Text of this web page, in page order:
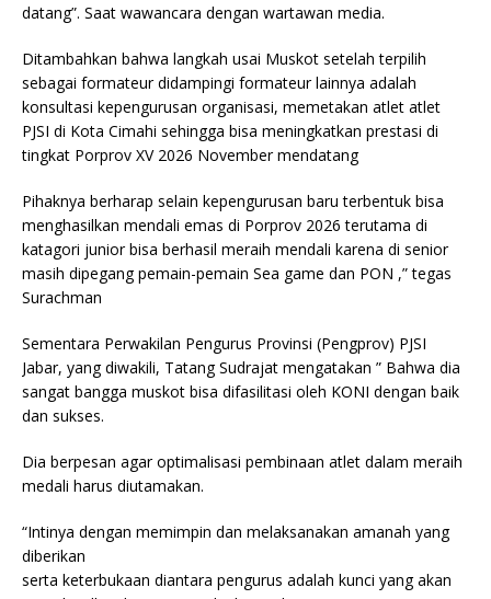
datang”. Saat wawancara dengan wartawan media.
Ditambahkan bahwa langkah usai Muskot setelah terpilih
sebagai formateur didampingi formateur lainnya adalah
konsultasi kepengurusan organisasi, memetakan atlet atlet
PJSI di Kota Cimahi sehingga bisa meningkatkan prestasi di
tingkat Porprov XV 2026 November mendatang
Pihaknya berharap selain kepengurusan baru terbentuk bisa
menghasilkan mendali emas di Porprov 2026 terutama di
katagori junior bisa berhasil meraih mendali karena di senior
masih dipegang pemain-pemain Sea game dan PON ,” tegas
Surachman
Sementara Perwakilan Pengurus Provinsi (Pengprov) PJSI
Jabar, yang diwakili, Tatang Sudrajat mengatakan ” Bahwa dia
sangat bangga muskot bisa difasilitasi oleh KONI dengan baik
dan sukses.
Dia berpesan agar optimalisasi pembinaan atlet dalam meraih
medali harus diutamakan.
“Intinya dengan memimpin dan melaksanakan amanah yang
diberikan
serta keterbukaan diantara pengurus adalah kunci yang akan